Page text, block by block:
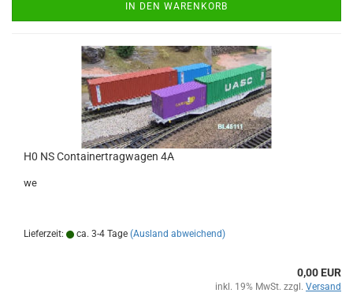
IN DEN WARENKORB
H0 NS Containertragwagen 4A
we
Lieferzeit: ca. 3-4 Tage (Ausland abweichend)
0,00 EUR
inkl. 19% MwSt. zzgl. Versand